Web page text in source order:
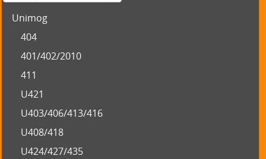
Unimog
404
401/402/2010
411
U421
U403/406/413/416
U408/418
U424/427/435